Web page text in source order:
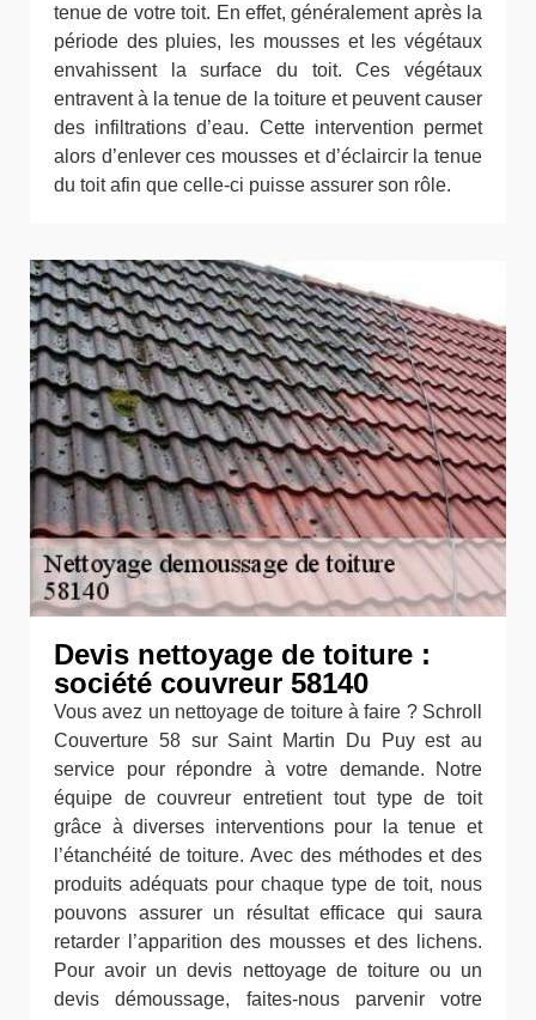
tenue de votre toit. En effet, généralement après la
période des pluies, les mousses et les végétaux
envahissent la surface du toit. Ces végétaux
entravent à la tenue de la toiture et peuvent causer
des infiltrations d’eau. Cette intervention permet
alors d’enlever ces mousses et d’éclaircir la tenue
du toit afin que celle-ci puisse assurer son rôle.
Devis nettoyage de toiture :
société couvreur 58140
Vous avez un nettoyage de toiture à faire ? Schroll
Couverture 58 sur Saint Martin Du Puy est au
service pour répondre à votre demande. Notre
équipe de couvreur entretient tout type de toit
grâce à diverses interventions pour la tenue et
l’étanchéité de toiture. Avec des méthodes et des
produits adéquats pour chaque type de toit, nous
pouvons assurer un résultat efficace qui saura
retarder l’apparition des mousses et des lichens.
Pour avoir un devis nettoyage de toiture ou un
devis démoussage, faites-nous parvenir votre